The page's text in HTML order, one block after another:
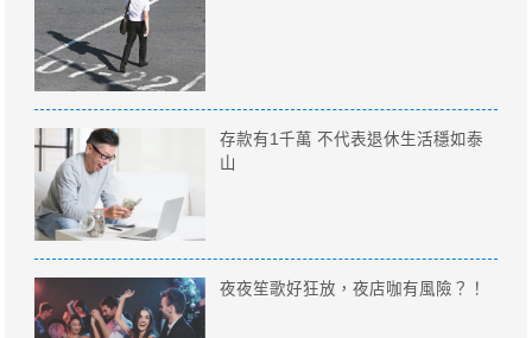
存款有1千萬 不代表退休生活穩如泰
山
夜夜笙歌好狂放，夜店咖有風險？！